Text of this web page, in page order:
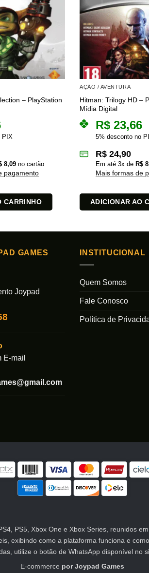
– PlayStation
PIX
8,09 no cartão
pagamento
CARRINHO
AÇÃO / AVENTURA
Hitman: Trilogy HD –
Mídia Digital
R$ 23,66
5% desconto no
R$ 24,90
Em até 3x de R$
Mais formas de
ADICIONAR AO
GAMES
Joypad
E-mail
INSTITUCIONAL
Quem Somos
Fale Conosco
Política de
PS5, Xbox One e Xbox Series, reunidos
exibindo como a plataforma funciona e
utilize o botão de WhatsApp disponível no
E-commerce porJoypad Games